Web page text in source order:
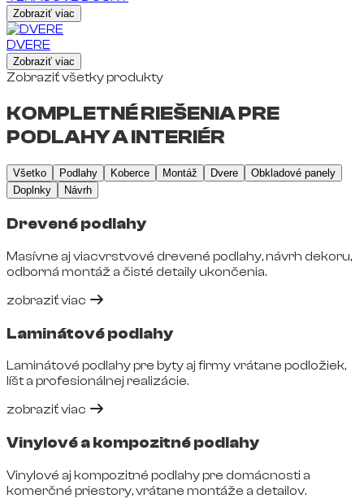
Zobraziť viac
DVERE
Zobraziť viac
Zobraziť všetky produkty
KOMPLETNÉ RIEŠENIA PRE
PODLAHY A INTERIÉR
Všetko Podlahy Koberce Montáž Dvere
Obkladové panely
Doplnky
Návrh
Drevené podlahy
Masívne aj viacvrstvové drevené podlahy, návrh dekoru,
odborná montáž a čisté detaily ukončenia.
zobraziť viac
Laminátové podlahy
Laminátové podlahy pre byty aj firmy vrátane podložiek,
líšt a profesionálnej realizácie.
zobraziť viac
Vinylové a kompozitné podlahy
Vinylové aj kompozitné podlahy pre domácnosti a
komerčné priestory, vrátane montáže a detailov.